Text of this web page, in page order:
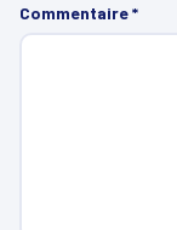
Commentaire*